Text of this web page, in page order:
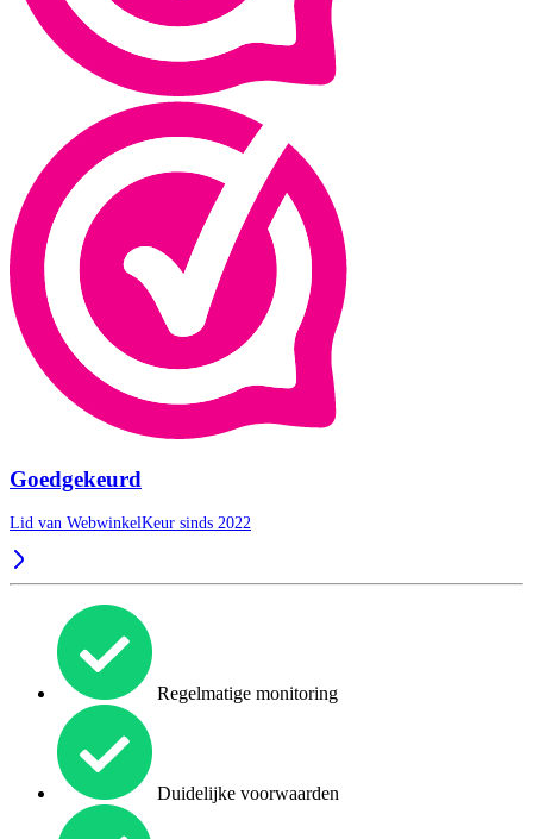
Goedgekeurd
Lid van WebwinkelKeur sinds 2022
Regelmatige monitoring
Duidelijke voorwaarden